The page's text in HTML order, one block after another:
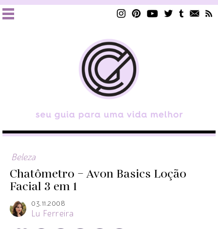
Beleza
Chatômetro – Avon Basics Loção
Facial 3 em 1
03.11.2008
Lu Ferreira